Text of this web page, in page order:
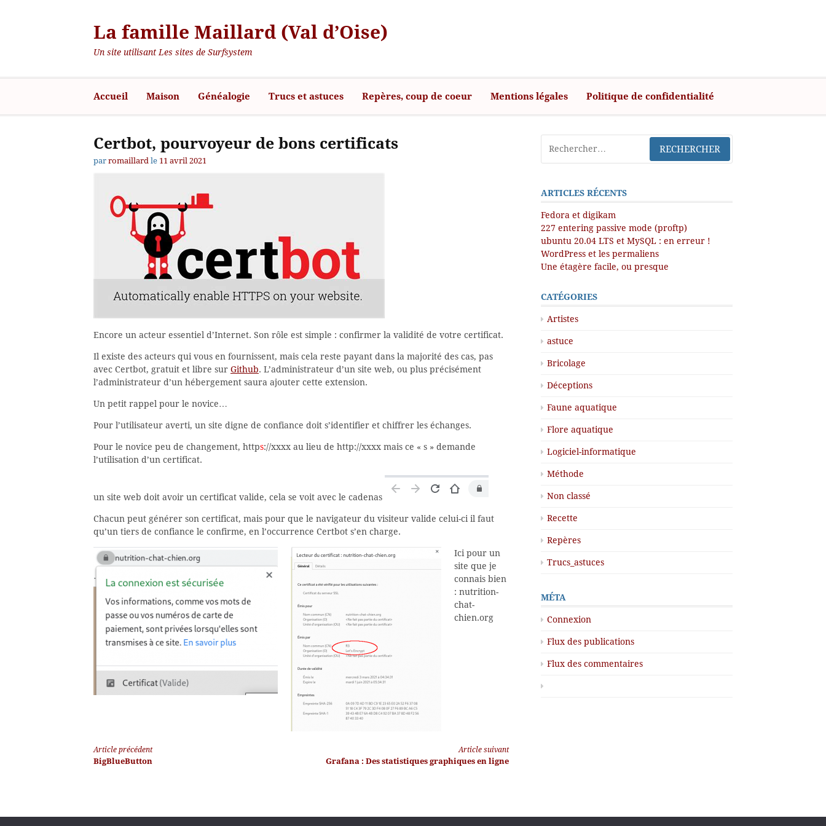
La famille Maillard (Val d’Oise)
Un site utilisant Les sites de Surfsystem
Accueil Maison Généalogie Trucs et astuces Repères, coup de coeur Mentions légales Politique de confidentialité
Certbot, pourvoyeur de bons certificats
par romaillard le 11 avril 2021
Encore un acteur essentiel d’Internet. Son rôle est simple : confirmer la validité de votre certificat.
Il existe des acteurs qui vous en fournissent, mais cela reste payant dans la majorité des cas, pas
avec Certbot, gratuit et libre sur Github. L’administrateur d’un site web, ou plus précisément
l’administrateur d’un hébergement saura ajouter cette extension.
Un petit rappel pour le novice…
Pour l’utilisateur averti, un site digne de confiance doit s’identifier et chiffrer les échanges.
Pour le novice peu de changement, https://xxxx au lieu de http://xxxx mais ce « s » demande
l’utilisation d’un certificat.
un site web doit avoir un certificat valide, cela se voit avec le cadenas
Chacun peut générer son certificat, mais pour que le navigateur du visiteur valide celui-ci il faut
qu’un tiers de confiance le confirme, en l’occurrence Certbot s’en charge.
Ici pour un
site que je
connais bien
: nutrition-
chat-
chien.org
Article précédent
BigBlueButton
Article suivant
Grafana : Des statistiques graphiques en ligne
ARTICLES RÉCENTS
Fedora et digikam
227 entering passive mode (proftp)
ubuntu 20.04 LTS et MySQL : en erreur !
WordPress et les permaliens
Une étagère facile, ou presque
CATÉGORIES
Artistes
astuce
Bricolage
Déceptions
Faune aquatique
Flore aquatique
Logiciel-informatique
Méthode
Non classé
Recette
Repères
Trucs_astuces
MÉTA
Connexion
Flux des publications
Flux des commentaires